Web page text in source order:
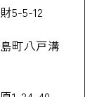
5-5-12
町八戸溝